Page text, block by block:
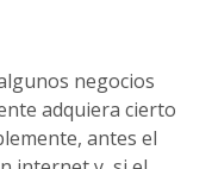
negocios
adquiera cierto
antes el